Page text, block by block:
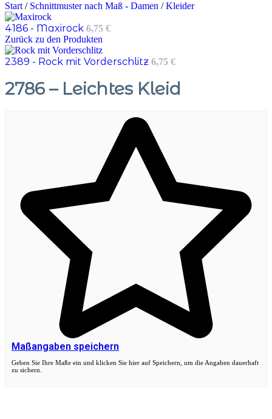
Start / Schnittmuster nach Maß - Damen / Kleider
4186 - Maxirock 6,75 €
Zurück zu den Produkten
2389 - Rock mit Vorderschlitz 6,75 €
2786 – Leichtes Kleid
Maßangaben speichern
Geben Sie Ihre Maße ein und klicken Sie hier auf Speichern, um die Angaben dauerhaft
zu sichern.